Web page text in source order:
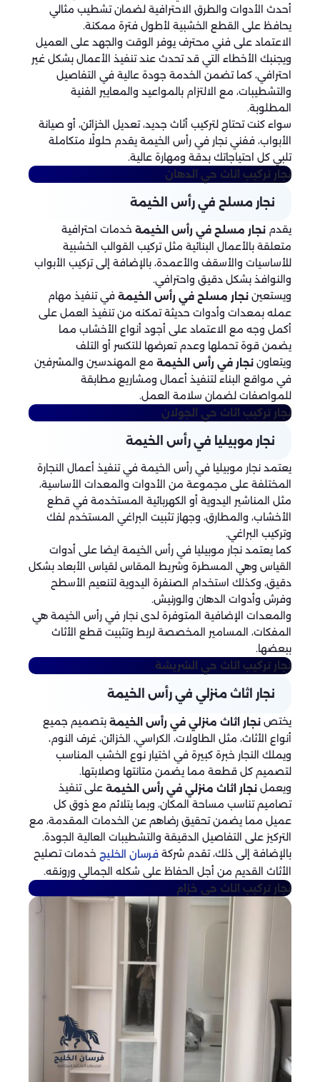
أحدث الأدوات والطرق الاحترافية لضمان تشطيب مثالي
يحافظ على القطع الخشبية لأطول فترة ممكنة.
الاعتماد على فني محترف يوفر الوقت والجهد على العميل
ويجنبك الأخطاء التي قد تحدث عند تنفيذ الأعمال بشكل غير
احترافي، كما تضمن الخدمة جودة عالية في التفاصيل
والتشطيبات، مع الالتزام بالمواعيد والمعايير الفنية
المطلوبة.
سواء كنت تحتاج لتركيب أثاث جديد، تعديل الخزائن، أو صيانة
الأبواب، ففني نجار في رأس الخيمة يقدم حلولًا متكاملة
تلبي كل احتياجاتك بدقة ومهارة عالية.
نجار تركيب اثاث حي الدهان
نجار مسلح في رأس الخيمة
يقدم نجار مسلح في رأس الخيمة خدمات احترافية
متعلقة بالأعمال البنائية مثل تركيب القوالب الخشبية
للأساسيات والأسقف والأعمدة، بالإضافة إلى تركيب الأبواب
والنوافذ بشكل دقيق واحترافي.
ويستعين نجار مسلح في رأس الخيمة في تنفيذ مهام
عمله بمعدات وأدوات حديثة تمكنه من تنفيذ العمل على
أكمل وجه مع الاعتماد على أجود أنواع الأخشاب مما
يضمن قوة تحملها وعدم تعرضها للتكسر أو التلف
ويتعاون نجار في رأس الخيمة مع المهندسين والمشرفين
في مواقع البناء لتنفيذ أعمال ومشاريع مطابقة
للمواصفات لضمان سلامة العمل.
نجار تركيب اثاث حي الجولان
نجار موبيليا في رأس الخيمة
يعتمد نجار موبيليا في رأس الخيمة في تنفيذ أعمال النجارة
المختلفة على مجموعة من الأدوات والمعدات الأساسية،
مثل المناشير اليدوية أو الكهربائية المستخدمة في قطع
الأخشاب، والمطارق، وجهاز تثبيت البراغي المستخدم لفك
وتركيب البراغي.
كما يعتمد نجار موبيليا في رأس الخيمة ايضا على أدوات
القياس وهي المسطرة وشريط المقاس لقياس الأبعاد بشكل
دقيق، وكذلك استخدام الصنفرة اليدوية لتنعيم الأسطح
وفرش وأدوات الدهان والورنيش.
والمعدات الإضافية المتوفرة لدى نجار في رأس الخيمة هي
المفكات، المسامير المخصصة لربط وتثبيت قطع الأثاث
ببعضها.
نجار تركيب اثاث حي الشريشة
نجار اثاث منزلي في رأس الخيمة
يختص نجار اثاث منزلي في رأس الخيمة بتصميم جميع
أنواع الأثاث، مثل الطاولات، الكراسي، الخزائن، غرف النوم،
ويملك النجار خبرة كبيرة في اختيار نوع الخشب المناسب
لتصميم كل قطعة مما يضمن متانتها وصلابتها.
ويعمل نجار اثاث منزلي في رأس الخيمة على تنفيذ
تصاميم تناسب مساحة المكان، وبما يتلائم مع ذوق كل
عميل مما يضمن تحقيق رضاهم عن الخدمات المقدمة، مع
التركيز على التفاصيل الدقيقة والتشطيبات العالية الجودة.
بالإضافة إلى ذلك، تقدم شركة فرسان الخليج خدمات تصليح
الأثاث القديم من أجل الحفاظ على شكله الجمالي ورونقه.
نجار تركيب اثاث حي خزام